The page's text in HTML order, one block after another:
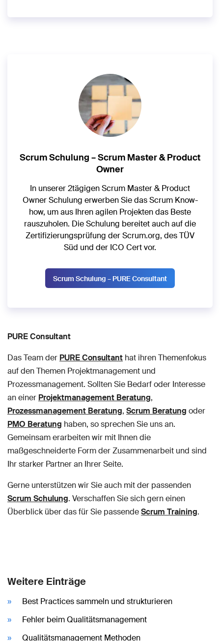
Scrum Schulung – Scrum Master & Product
Owner
In unserer 2tägigen Scrum Master & Product
Owner Schulung erwerben Sie das Scrum Know-
how, um aus Ihren agilen Projekten das Beste
rauszuholen. Die Schulung bereitet auch auf die
Zertifizierungsprüfung der Scrum.org, des TÜV
Süd und der ICO Cert vor.
Scrum Schulung – PURE Consultant
PURE Consultant
Das Team der PURE Consultant hat ihren Themenfokus
auf den Themen Projektmanagement und
Prozessmanagement. Sollten Sie Bedarf oder Interesse
an einer Projektmanagement Beratung,
Prozessmanagement Beratung, Scrum Beratung oder
PMO Beratung haben, so sprechen Sie uns an.
Gemeinsam erarbeiten wir mit Ihnen die
maßgeschneiderte Form der Zusammenarbeit und sind
Ihr starker Partner an Ihrer Seite.
Gerne unterstützen wir Sie auch mit der passenden
Scrum Schulung. Verschaffen Sie sich gern einen
Überblick über das für Sie passendeScrum Training.
Weitere Einträge
Best Practices sammeln und strukturieren
Fehler beim Qualitätsmanagement
Qualitätsmanagement Methoden